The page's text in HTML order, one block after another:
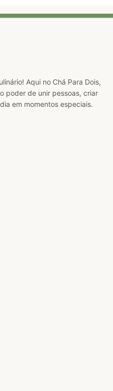
Aqui no Chá Para Dois,
poder de unir pessoas, criar
em momentos especiais.